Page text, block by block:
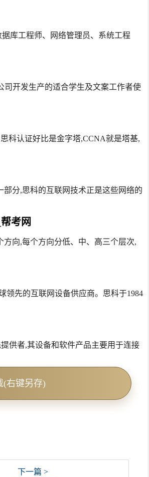
库工程师、网络管理员、系统工程
司开发生产的适合学生及文案工作者使
科认证好比是金字塔,CCNA就是塔基,
分,思科的互联网技术正是这些网络的
考网
向,每个方向分低、中、高三个层次,
领先的互联网设备供应商。思科于1984
提供者,其设备和软件产品主要用于连接
(右键另存)
下一篇 >